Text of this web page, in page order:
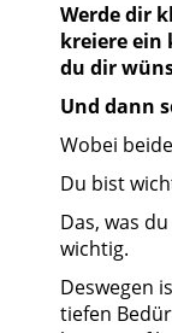
Werde dir
kreiere ein
du dir
Und dann
Wobei
Du bist
Das, was
wichtig.
Deswegen
tiefen